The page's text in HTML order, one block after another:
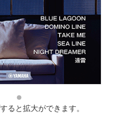
ると拡大ができます。